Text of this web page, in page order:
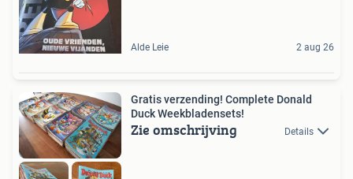
Alde Leie 2 aug 26
Gratis verzending! Complete Donald
Duck Weekbladensets!
Zie omschrijving Details